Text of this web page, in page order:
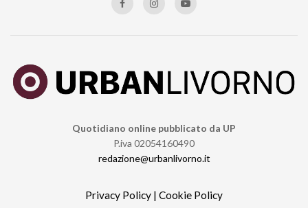
Quotidiano online pubblicato da UP
P.iva 02054160490
redazione@urbanlivorno.it
Privacy Policy | Cookie Policy